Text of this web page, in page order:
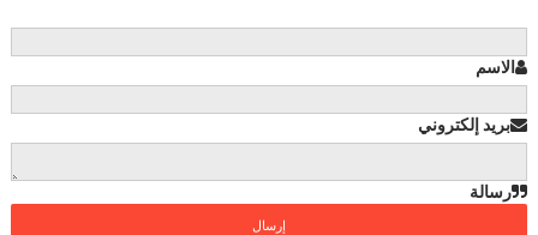
الاسم
بريد إلكتروني
رسالة